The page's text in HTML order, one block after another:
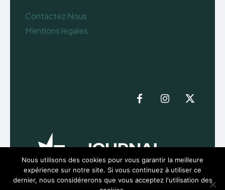
Contactez Nous
Mentions legales
Nous utilisons des cookies pour vous garantir la meilleure
expérience sur notre site. Si vous continuez à utiliser ce
dernier, nous considérerons que vous acceptez l'utilisation des